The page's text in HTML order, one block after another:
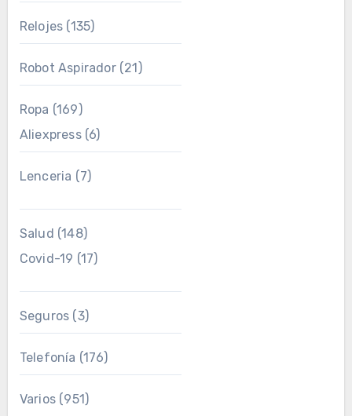
Relojes (135)
Robot Aspirador(21)
Ropa (169)
Aliexpress(6)
Lenceria (7)
Salud (148)
Covid-19 (17)
Seguros (3)
Telefonía (176)
Varios(951)